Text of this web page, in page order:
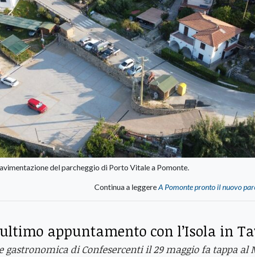
del parcheggio di Porto Vitale a Pomonte.
Continua a leggereA Pomonte pronto il nuovo
appuntamento con l’Isola in
gastronomica di Confesercenti il 29 maggio fa tappa al